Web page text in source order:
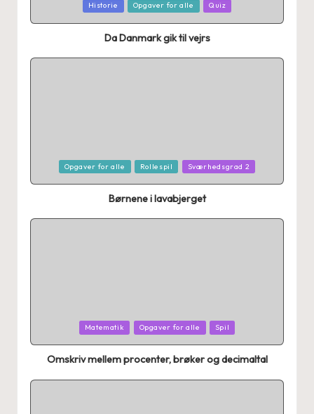
Historie Opgaver for alle Quiz
Da Danmark gik til vejrs
PostedOpgaver for alle Rollespil Sværhedsgrad 2
Børnene i lavabjerget
Matematik Opgaver for alle Spil
Omskriv mellem procenter, brøker og decimaltal